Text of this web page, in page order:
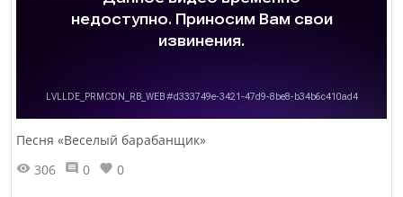
Песня «Веселый барабанщик»
306
0 0